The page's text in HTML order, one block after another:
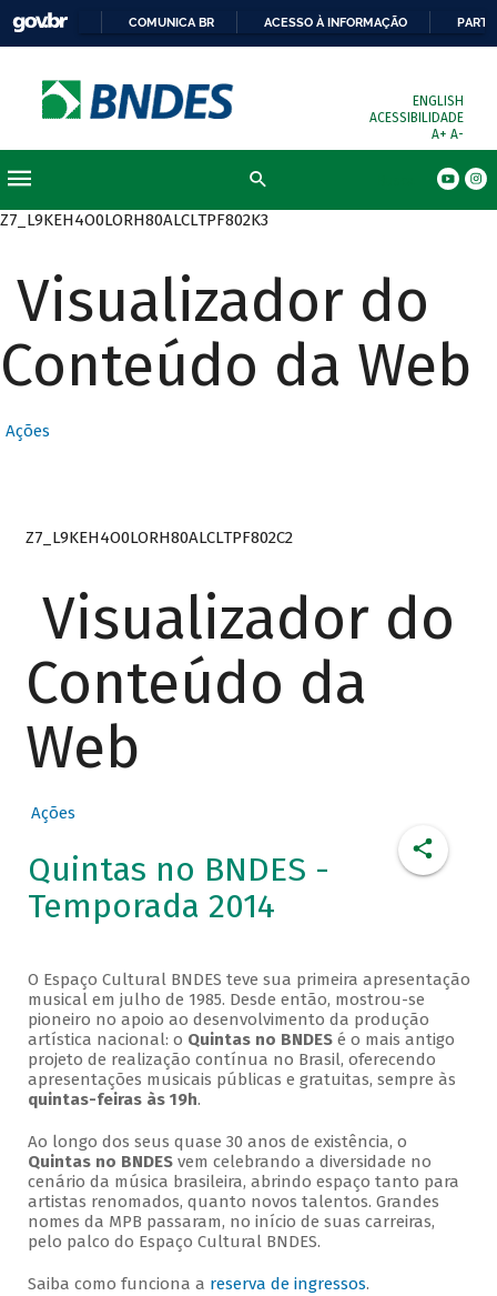
COMUNICA BR ACESSO À INFORMAÇÃO
ENGLISH
ACESSIBILIDADE
A+ A-
Z7_L9KEH4O0LORH80ALCLTPF802K3
Visualizador do
Conteúdo da Web
Ações
Z7_L9KEH4O0LORH80ALCLTPF802C2
Visualizador do
Conteúdo da
Web
Ações
Quintas no BNDES -
Temporada 2014
O Espaço Cultural BNDES teve sua primeira apresentação
musical em julho de 1985. Desde então, mostrou-se
pioneiro no apoio ao desenvolvimento da produção
artística nacional: o Quintas no BNDESé o mais antigo
projeto de realização contínua no Brasil, oferecendo
apresentações musicais públicas e gratuitas, sempre às
quintas-feiras às 19h.
Ao longo dos seus quase 30 anos de existência, o
Quintas no BNDESvem celebrando a diversidade no
cenário da música brasileira, abrindo espaço tanto para
artistas renomados, quanto novos talentos. Grandes
nomes da MPB passaram, no início de suas carreiras,
pelo palco do Espaço Cultural BNDES.
Saiba como funciona a reserva de ingressos.